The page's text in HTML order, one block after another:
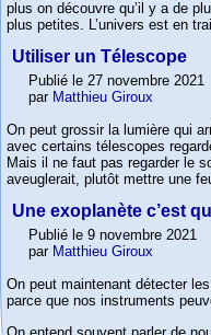
plus on découvre qu’il y a de
plus petites. L’univers est en
Utiliser un Télescope
Publié le 27 novembre 2021
par Matthieu Giroux
On peut grossir la lumière qui
avec certains télescopes
Mais il ne faut pas regarder le
aveuglerait, plutôt mettre une
Une exoplanète c’est
Publié le 9 novembre 2021
par Matthieu Giroux
On peut maintenant détecter
parce que nos instruments